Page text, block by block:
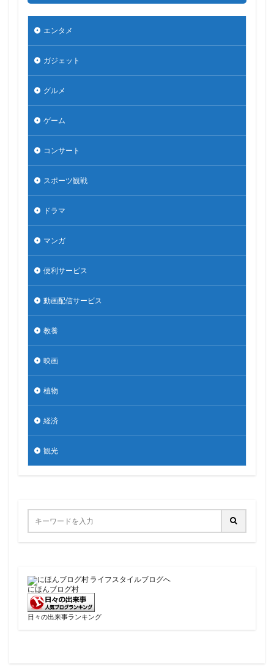
エンタメ
ガジェット
グルメ
ゲーム
コンサート
スポーツ観戦
ドラマ
マンガ
便利サービス
動画配信サービス
教養
映画
植物
経済
観光
にほんブログ村
日々の出来事ランキング